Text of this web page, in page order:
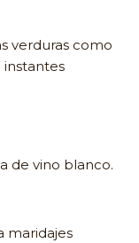
verduras como
instantes
de vino blanco.
maridajes